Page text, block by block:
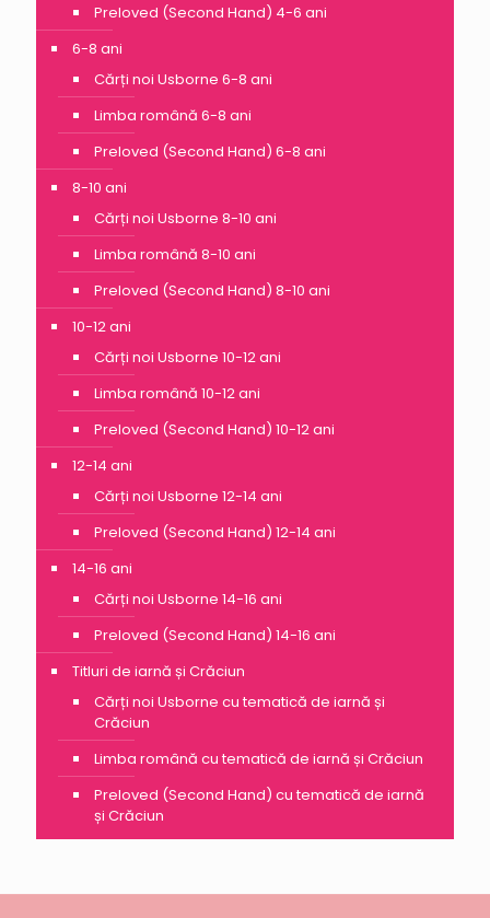
Preloved (Second Hand) 4-6 ani
6-8 ani
Cărți noi Usborne 6-8 ani
Limba română 6-8 ani
Preloved (Second Hand) 6-8 ani
8-10 ani
Cărți noi Usborne 8-10 ani
Limba română 8-10 ani
Preloved (Second Hand) 8-10 ani
10-12 ani
Cărți noi Usborne 10-12 ani
Limba română 10-12 ani
Preloved (Second Hand) 10-12 ani
12-14 ani
Cărți noi Usborne 12-14 ani
Preloved (Second Hand) 12-14 ani
14-16 ani
Cărți noi Usborne 14-16 ani
Preloved (Second Hand) 14-16 ani
Titluri de iarnă și Crăciun
Cărți noi Usborne cu tematică de iarnă și
Crăciun
Limba română cu tematică de iarnă și Crăciun
Preloved (Second Hand) cu tematică de iarnă
și Crăciun